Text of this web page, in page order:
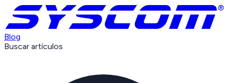
Blog
Buscar artículos